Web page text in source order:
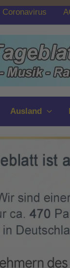
Coronavirus
Ausland